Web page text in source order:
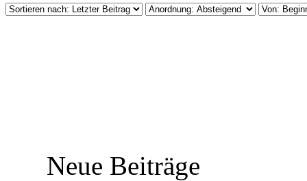
Neue Beiträge